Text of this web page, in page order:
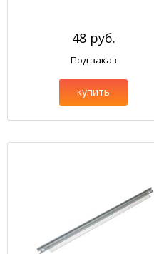
48 руб.
Под заказ
купить